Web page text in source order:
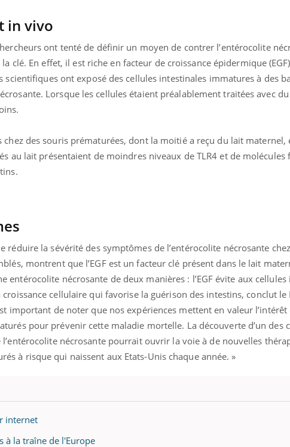
in vivo
ont tenté de définir un moyen de contrer l’entérocolite
clé. En effet, il est riche en facteur de croissance épidermique
scientifiques ont exposé des cellules intestinales immatures à des
Lorsque les cellules étaient préalablement traitées avec
des souris prématurées, dont la moitié a reçu du lait maternel,
au lait présentaient de moindres niveaux de TLR4 et de molécules
réduire la sévérité des symptômes de l’entérocolite nécrosante
montrent que l’EGF est un facteur clé présent dans le lait
entérocolite nécrosante de deux manières : l’EGF évite aux
cellulaire qui favorise la guérison des intestins, conclut
important de noter que nos expériences mettent en valeur
pour prévenir cette maladie mortelle. La découverte d’un des
nécrosante pourrait ouvrir la voie à de nouvelles
à risque qui naissent aux Etats-Unis chaque année. »
internet
à la traîne de l'Europe